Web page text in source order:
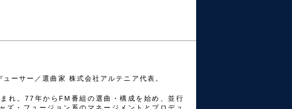
ーサー／選曲家 株式会社アルテニア代表。
れ。77年からFM番組の選曲・構成を始め、並行